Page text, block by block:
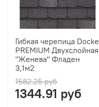
Гибкая черепица Docke
PREMIUM Двухслойная
"Женева" Фладен
3,1м2
1582.25 руб
1344.91 руб